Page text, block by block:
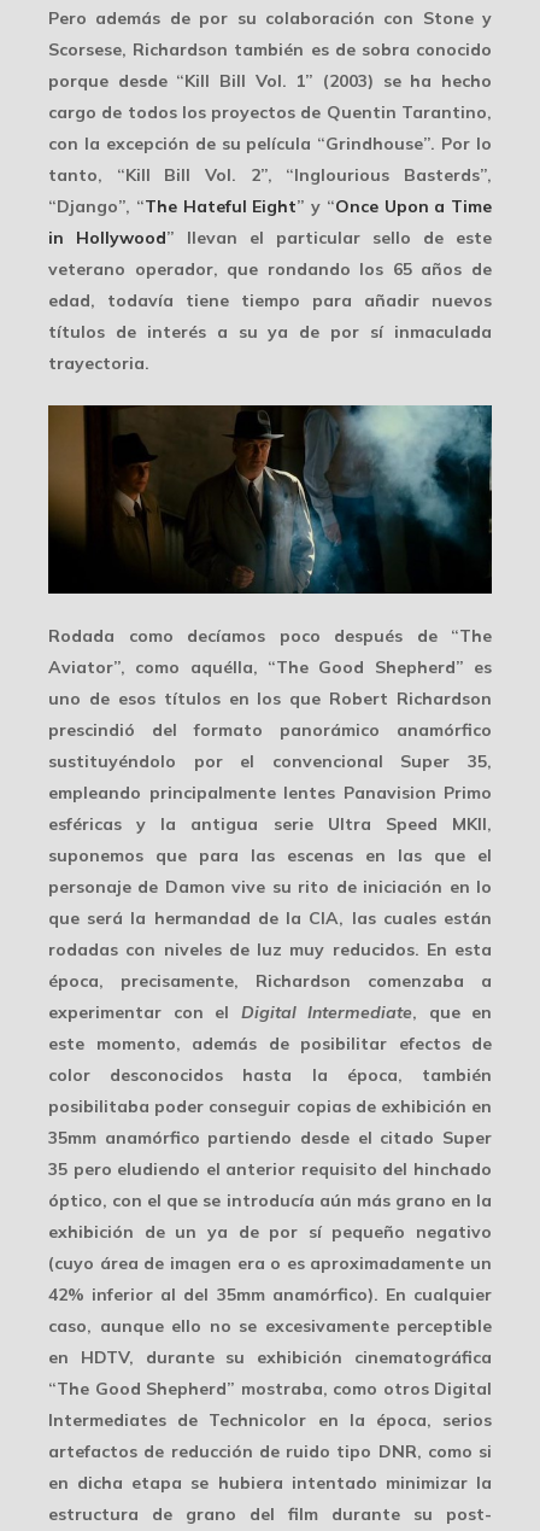
Pero además de por su colaboración con Stone y
Scorsese, Richardson también es de sobra conocido
porque desde “Kill Bill Vol. 1” (2003) se ha hecho
cargo de todos los proyectos de Quentin Tarantino,
con la excepción de su película “Grindhouse”. Por lo
tanto, “Kill Bill Vol. 2”, “Inglourious Basterds”,
“Django”, “The Hateful Eight” y “Once Upon a Time
in Hollywood” llevan el particular sello de este
veterano operador, que rondando los 65 años de
edad, todavía tiene tiempo para añadir nuevos
títulos de interés a su ya de por sí inmaculada
trayectoria.
Rodada como decíamos poco después de “The
Aviator”, como aquélla, “The Good Shepherd” es
uno de esos títulos en los que Robert Richardson
prescindió del formato panorámico anamórfico
sustituyéndolo por el convencional Super 35,
empleando principalmente lentes Panavision Primo
esféricas y la antigua serie Ultra Speed MKII,
suponemos que para las escenas en las que el
personaje de Damon vive su rito de iniciación en lo
que será la hermandad de la CIA, las cuales están
rodadas con niveles de luz muy reducidos. En esta
época, precisamente, Richardson comenzaba a
experimentar con el Digital Intermediate, que en
este momento, además de posibilitar efectos de
color desconocidos hasta la época, también
posibilitaba poder conseguir copias de exhibición en
35mm anamórfico partiendo desde el citado Super
35 pero eludiendo el anterior requisito del hinchado
óptico, con el que se introducía aún más grano en la
exhibición de un ya de por sí pequeño negativo
(cuyo área de imagen era o es aproximadamente un
42% inferior al del 35mm anamórfico). En cualquier
caso, aunque ello no se excesivamente perceptible
en HDTV, durante su exhibición cinematográfica
“The Good Shepherd” mostraba, como otros Digital
Intermediates de Technicolor en la época, serios
artefactos de reducción de ruido tipo DNR, como si
en dicha etapa se hubiera intentado minimizar la
estructura de grano del film durante su post-